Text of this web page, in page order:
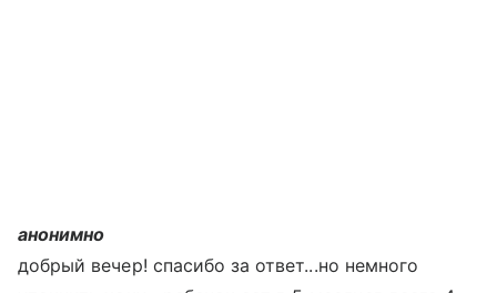
анонимно
добрый вечер! спасибо за ответ...но немного